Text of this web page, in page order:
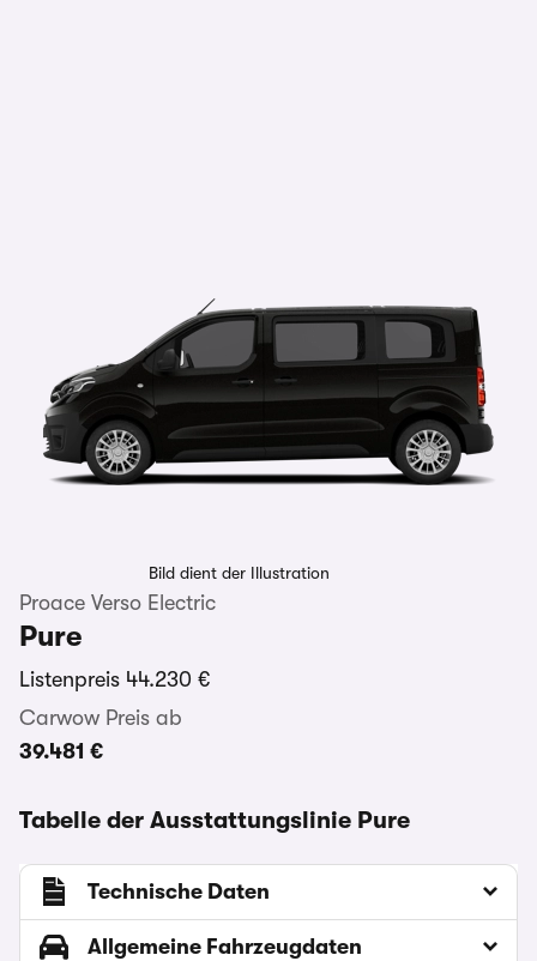
Bild dient der Illustration
Proace Verso Electric
Pure
Listenpreis 44.230 €
Carwow Preis ab
39.481 €
Tabelle der Ausstattungslinie Pure
Technische Daten
Allgemeine Fahrzeugdaten